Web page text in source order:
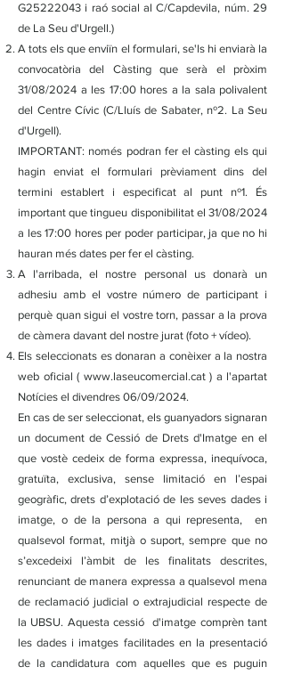
G25222043 i raó social al C/Capdevila, núm. 29
de La Seu d'Urgell.​)
A tots els que enviïn el formulari, se'ls hi enviarà la
convocatòria del Càsting que serà el pròxim
31/08/2024 a les 17:00 hores a la sala polivalent
del Centre Cívic (C/Lluís de Sabater, nº2. La Seu
d'Urgell).
IMPORTANT: només podran fer el càsting els qui
hagin enviat el formulari prèviament dins del
termini establert i especificat al punt nº1. És
important que tingueu disponibilitat el 31/08/2024
a les 17:00 hores per poder participar, ja que no hi
hauran més dates per fer el càsting.
A l'arribada, el nostre personal us donarà un
adhesiu amb el vostre número de participant i
perquè quan sigui el vostre torn, passar a la prova
de càmera davant del nostre jurat (foto + vídeo).
Els seleccionats es donaran a conèixer a la nostra
web oficial ( www.laseucomercial.cat) a l'apartat
Notícies el divendres 06/09/2024.
En cas de ser seleccionat, els guanyadors signaran
un document de Cessió de Drets d'Imatge en el
que vostè cedeix de forma expressa, inequívoca,
gratuïta, exclusiva, sense limitació en l’espai
geogràfic, drets d’explotació de les seves dades i
imatge, o de la persona a qui representa, en
qualsevol format, mitjà o suport, sempre que no
s’excedeixi l’àmbit de les finalitats descrites,
renunciant de manera expressa a qualsevol mena
de reclamació judicial o extrajudicial respecte de
la UBSU. Aquesta cessió d'imatge comprèn tant
les dades i imatges facilitades en la presentació
de la candidatura com aquelles que es puguin